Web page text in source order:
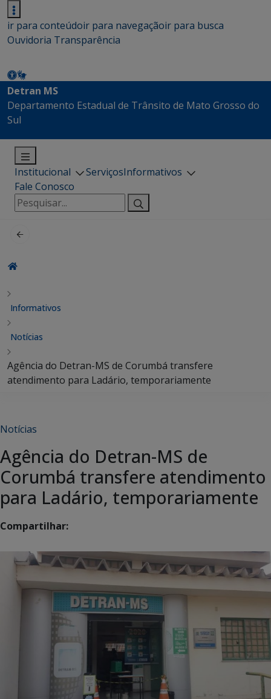
ir para conteúdoir para navegaçãoir para busca
Ouvidoria Transparência
Detran MS
Departamento Estadual de Trânsito de Mato Grosso do
Sul
Institucional ServiçosInformativos
Fale Conosco
Pesquisar
por:
Informativos
Notícias
Agência do Detran-MS de Corumbá transfere
atendimento para Ladário, temporariamente
Notícias
Agência do Detran-MS de
Corumbá transfere atendimento
para Ladário, temporariamente
Compartilhar: